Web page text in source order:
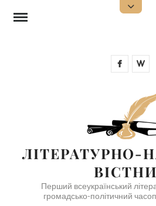
Open
Facebook
ЛІТЕРАТУРНО-
Перший всеукраїнський
громадсько-політичний